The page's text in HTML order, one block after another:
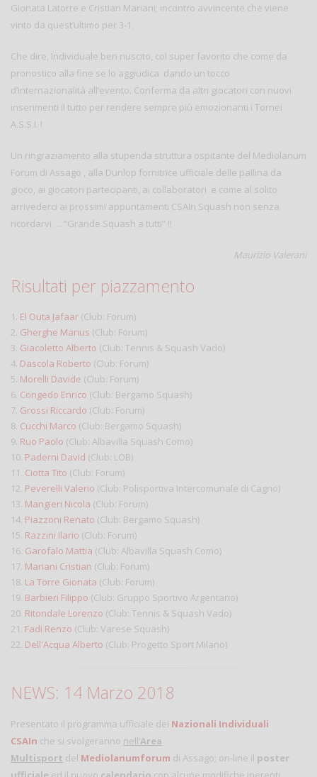
Gionata Latorre e Cristian Mariani; incontro avvincente che viene
vinto da quest’ultimo per 3-1.
Che dire, Individuale ben riuscito, col super favorito che come da
pronostico alla fine se lo aggiudica dando un tocco
d’internazionalità all’evento. Conferma da altri giocatori con nuovi
inserimenti il tutto per rendere sempre più emozionanti i Tornei
A.S.S.I. !
Un ringraziamento alla stupenda struttura ospitante del Mediolanum
Forum di Assago , alla Dunlop fornitrice ufficiale delle pallina da
gioco, ai giocatori partecipanti, ai collaboratori e come al solito
arrivederci ai prossimi appuntamenti CSAIn Squash non senza
ricordarvi … “Grande Squash a tutti” !!
Maurizio Valerani
Risultati per piazzamento
1. El Outa Jafaar (Club: Forum)
2. Gherghe Marius (Club: Forum)
3. Giacoletto Alberto (Club: Tennis & Squash Vado)
4. Dascola Roberto (Club: Forum)
5. Morelli Davide (Club: Forum)
6. Congedo Enrico (Club: Bergamo Squash)
7. Grossi Riccardo (Club: Forum)
8. Cucchi Marco (Club: Bergamo Squash)
9. Ruo Paolo (Club: Albavilla Squash Como)
10. Paderni David (Club: LOB)
11. Ciotta Tito (Club: Forum)
12. Peverelli Valerio (Club: Polisportiva Intercomunale di Cagno)
13. Mangieri Nicola (Club: Forum)
14. Piazzoni Renato (Club: Bergamo Squash)
15. Razzini Ilario (Club: Forum)
16. Garofalo Mattia (Club: Albavilla Squash Como)
17. Mariani Cristian (Club: Forum)
18. La Torre Gionata (Club: Forum)
19. Barbieri Filippo (Club: Gruppo Sportivo Argentario)
20. Ritondale Lorenzo (Club: Tennis & Squash Vado)
21. Fadi Renzo (Club: Varese Squash)
22. Dell'Acqua Alberto (Club: Progetto Sport Milano)
NEWS: 14 Marzo 2018
Presentato il programma ufficiale dei Nazionali Individuali
CSAIn che si svolgeranno nell’Area
Multisport del Mediolanumforum di Assago; on-line il poster